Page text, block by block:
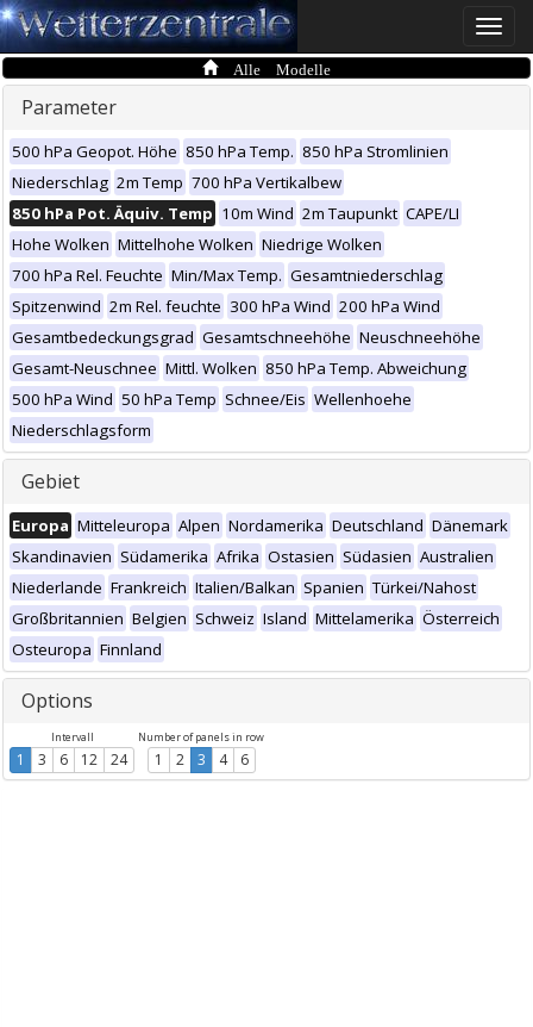
Toggle
Alle Modelle
Parameter
500 hPa Geopot. Höhe 850 hPa Temp. 850 hPa Stromlinien
Niederschlag 2m Temp 700 hPa Vertikalbew
850 hPa Pot. Äquiv. Temp 10m Wind 2m Taupunkt CAPE/LI
Hohe Wolken Mittelhohe Wolken Niedrige Wolken
700 hPa Rel. Feuchte Min/Max Temp. Gesamtniederschlag
Spitzenwind 2m Rel. feuchte 300 hPa Wind 200 hPa Wind
Gesamtbedeckungsgrad Gesamtschneehöhe Neuschneehöhe
Gesamt-Neuschnee Mittl. Wolken 850 hPa Temp. Abweichung
500 hPa Wind 50 hPa Temp Schnee/Eis Wellenhoehe
Niederschlagsform
Gebiet
Europa Mitteleuropa Alpen Nordamerika Deutschland Dänemark
Skandinavien Südamerika Afrika Ostasien Südasien Australien
Niederlande Frankreich Italien/Balkan Spanien Türkei/Nahost
Großbritannien Belgien Schweiz Island Mittelamerika Österreich
Osteuropa Finnland
Options
Intervall
1 3 6 12 24
Number of panels in row
1 2 3 4 6